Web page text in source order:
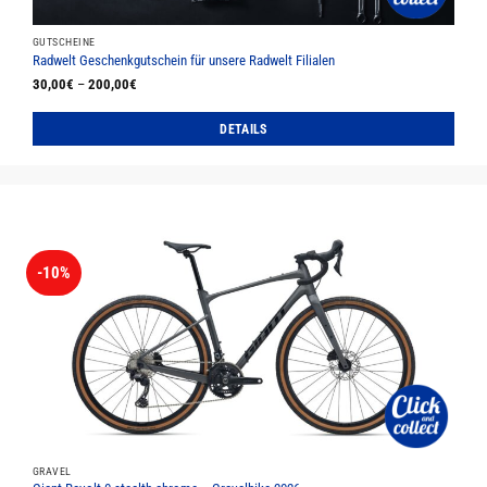
GUTSCHEINE
Radwelt Geschenkgutschein für unsere Radwelt Filialen
30,00€ – 200,00€
DETAILS
auf.
Die
Produktseite
-10%
GRAVEL